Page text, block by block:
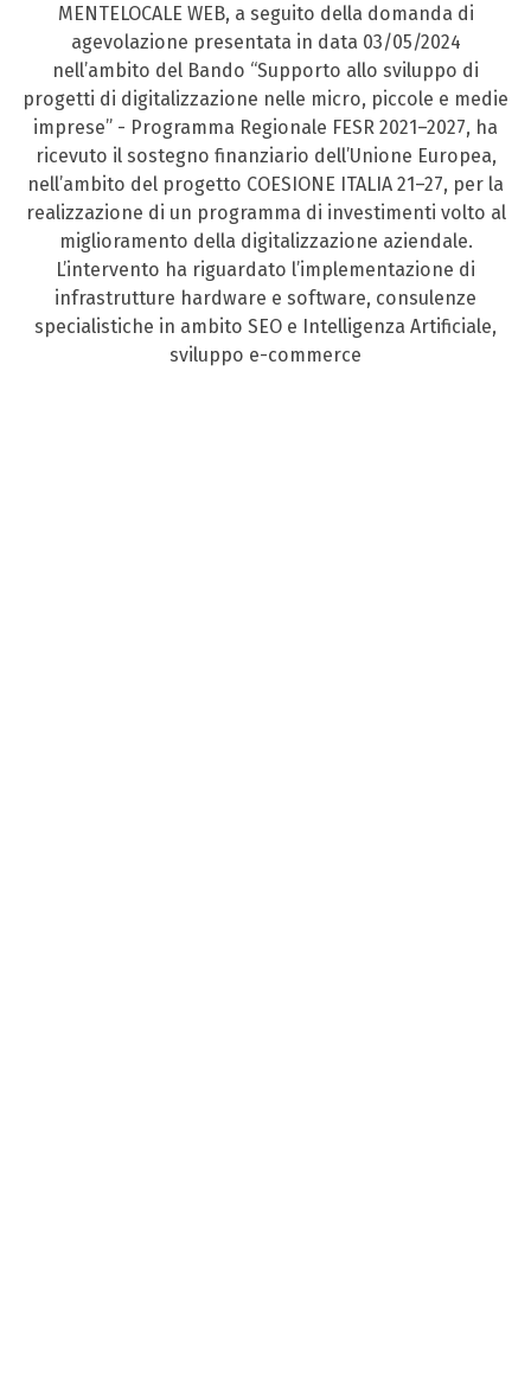
MENTELOCALE WEB, a seguito della domanda di
agevolazione presentata in data 03/05/2024
nell’ambito del Bando “Supporto allo sviluppo di
progetti di digitalizzazione nelle micro, piccole e medie
imprese” - Programma Regionale FESR 2021–2027, ha
ricevuto il sostegno finanziario dell’Unione Europea,
nell’ambito del progetto COESIONE ITALIA 21–27, per la
realizzazione di un programma di investimenti volto al
miglioramento della digitalizzazione aziendale.
L’intervento ha riguardato l’implementazione di
infrastrutture hardware e software, consulenze
specialistiche in ambito SEO e Intelligenza Artificiale,
sviluppo e-commerce